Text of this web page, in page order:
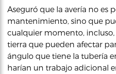
Aseguró que la avería no es
mantenimiento, sino que
cualquier momento,
tierra que pueden afectar
ángulo que tiene la tubería
harían un trabajo adicional